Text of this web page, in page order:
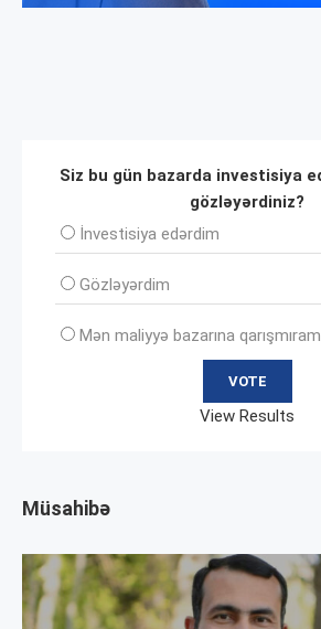
Siz bu gün bazarda investisiya
gözləyərdiniz?
İnvеstisiya edərdim
Gözləyərdim
Mən maliyyə bazarına qarışmıram
View Results
Müsahibə